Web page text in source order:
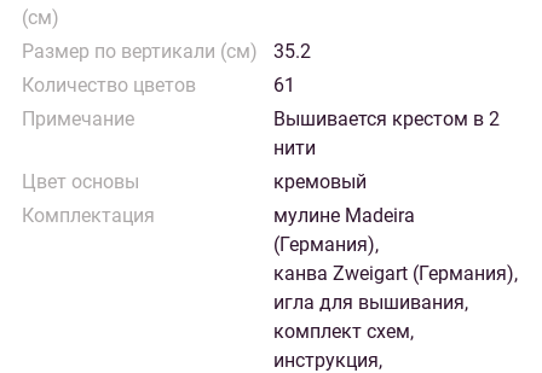
(см)
Размер по вертикали (см)
35.2
Количество цветов
61
Примечание
Вышивается крестом в 2
нити
Цвет основы
кремовый
Комплектация
мулине Madeira
(Германия),
канва Zweigart (Германия),
игла для вышивания,
комплект схем,
инструкция,